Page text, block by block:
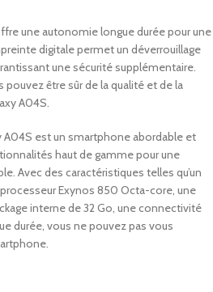
une autonomie longue durée pour une
digitale permet un déverrouillage
une sécurité supplémentaire.
pouvez être sûr de la qualité et de la
A04S.
A04S est un smartphone abordable et
haut de gamme pour une
Avec des caractéristiques telles qu’un
Exynos 850 Octa-core, une
interne de 32 Go, une connectivité
durée, vous ne pouvez pas vous